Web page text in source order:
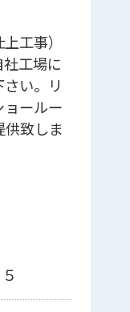
工事）
工場に
い。リ
ールー
致しま